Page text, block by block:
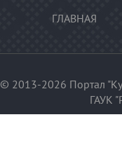
ГЛАВНАЯ
© 2013-2026 Портал
ГАУК